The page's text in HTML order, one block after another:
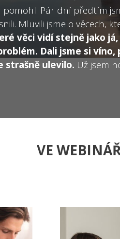
Pár dní předtím
Mluvili jsme o věcech,
věci vidí stejně jako
Dali jsme si
strašně ulevilo. Už jsem
VE